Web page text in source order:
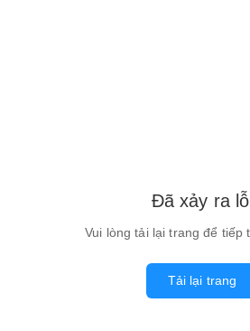
Đã xảy ra
Vui lòng tải lại trang để tiếp
Tải lại trang